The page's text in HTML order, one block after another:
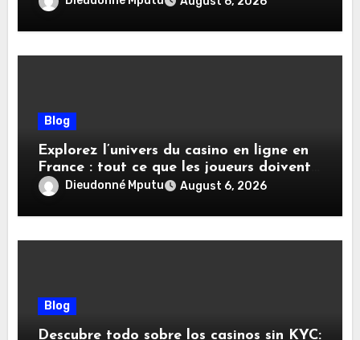
Blog
Explorez l’univers du casino en ligne en
France : tout ce que les joueurs doivent
savoirDieudonné Mputu August 6, 2026
Blog
Descubre todo sobre los casinos sin KYC: